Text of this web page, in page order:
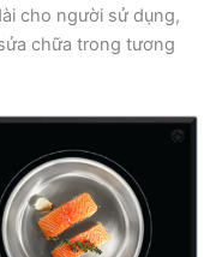
cho người sử dụng,
chữa trong tương